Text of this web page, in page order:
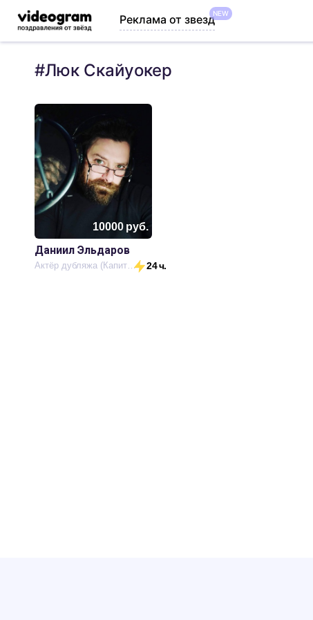
Реклама от звездNEW
#Люк Скайуокер
10000руб.
Даниил Эльдаров
Актёр дубляжа (Капитан Америка) 24 ч.